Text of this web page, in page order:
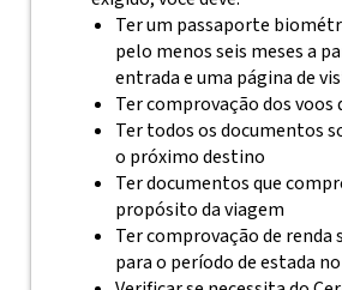
Ter um passaporte
pelo menos seis meses a
entrada e uma página de
Ter comprovação dos voos
Ter todos os documentos
o próximo destino
Ter documentos que
propósito da viagem
Ter comprovação de renda
para o período de estada